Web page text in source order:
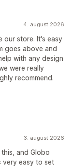
4. august 2026
our store. It's easy
goes above and
with any design
were really
recommend.
3. august 2026
and Globo
very easy to set